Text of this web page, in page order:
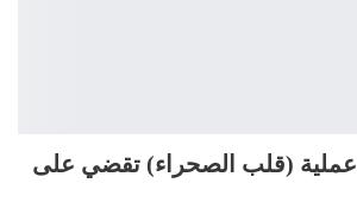
عملية (قلب الصحراء) تقضي على